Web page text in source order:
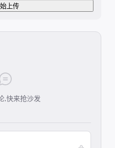
上传
,快来抢沙发